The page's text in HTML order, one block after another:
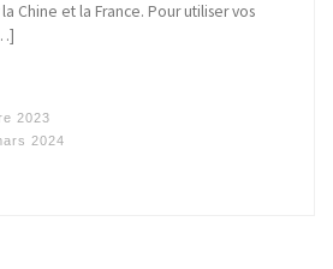
Chine et la France. Pour utiliser vos
2023
2024